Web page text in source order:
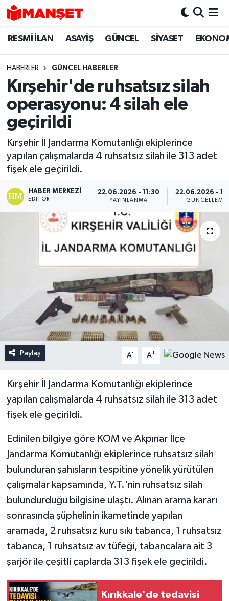
RESMİ İLAN ASAYİŞ GÜNCEL SİYASET
HABERLER GÜNCEL HABERLER
Kırşehir'de ruhsatsız silah
operasyonu: 4 silah ele
geçirildi
Kırşehir İl Jandarma Komutanlığı ekiplerince
yapılan çalışmalarda 4 ruhsatsız silah ile 313 adet
fişek ele geçirildi.
HABER MERKEZI
EDITÖR
22.06.2026 - 11:30
YAYINLANMA
22.06.2026 -
GÜNCELLEME
Paylaş A- A+
Kırşehir İl Jandarma Komutanlığı ekiplerince
yapılan çalışmalarda 4 ruhsatsız silah ile 313 adet
fişek ele geçirildi.
Edinilen bilgiye göre KOM ve Akpınar İlçe
Jandarma Komutanlığı ekiplerince ruhsatsız silah
bulunduran şahısların tespitine yönelik yürütülen
çalışmalar kapsamında, Y.T.'nin ruhsatsız silah
bulundurduğu bilgisine ulaştı. Alınan arama kararı
sonrasında şüphelinin ikametinde yapılan
aramada, 2 ruhsatsız kuru sıkı tabanca, 1 ruhsatsız
tabanca, 1 ruhsatsız av tüfeği, tabancalara ait 3
şarjör ile çeşitli çaplarda 313 fişek ele geçirildi.
Kırıkkale'de tedavisi
Hava Durumu
Trafik Durumu
Süper Lig Puan Durumu ve Fikstür
Tüm Manşetler
Son Dakika Haberleri
Haber Arşivi